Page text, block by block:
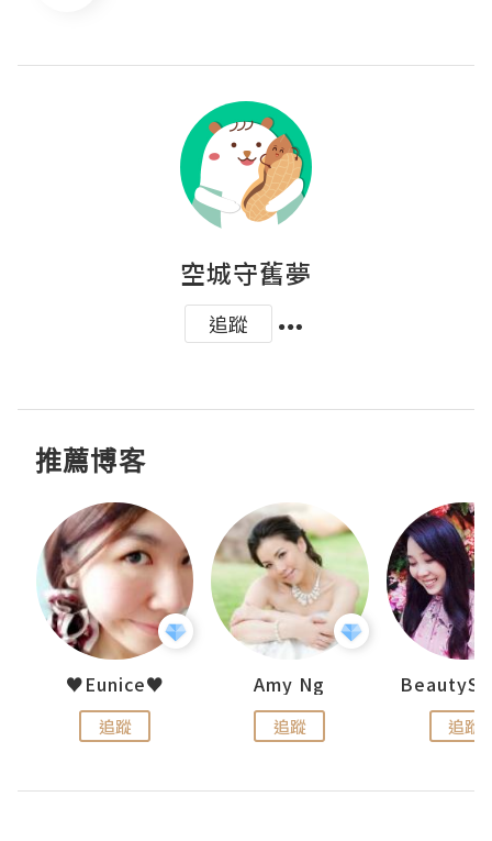
空城守舊夢
追蹤
推薦博客
♥Eunice♥
追蹤
Amy Ng
追蹤 追蹤